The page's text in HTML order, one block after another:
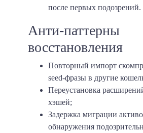
после первых подозрений.
Анти-паттерны
восстановления
Повторный импорт
seed-фразы в другие
Переустановка
хэшей;
Задержка миграции
обнаружения